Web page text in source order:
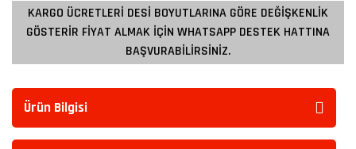
KARGO ÜCRETLERİ DESİ BOYUTLARINA GÖRE DEĞİŞKENLİK
GÖSTERİR FİYAT ALMAK İÇİN WHATSAPP DESTEK HATTINA
BAŞVURABİLİRSİNİZ.
Ürün Bilgisi